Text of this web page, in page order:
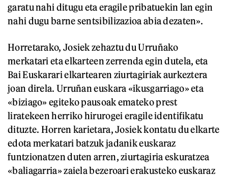
garatu nahi ditugu eta eragile pribatuekin lan egin
nahi dugu barne sentsibilizazioa abia dezaten».
Horretarako, Josiek zehaztu du Urruñako
merkatari eta elkarteen zerrenda egin dutela, eta
Bai Euskarari elkartearen ziurtagiriak aurkeztera
joan direla. Urruñan euskara «ikusgarriago» eta
«biziago» egiteko pausoak emateko prest
liratekeen herriko hirurogei eragile identifikatu
dituzte. Horren karietara, Josiek kontatu du elkarte
edota merkatari batzuk jadanik euskaraz
funtzionatzen duten arren, ziurtagiria eskuratzea
«baliagarria» zaiela bezeroari erakusteko euskaraz